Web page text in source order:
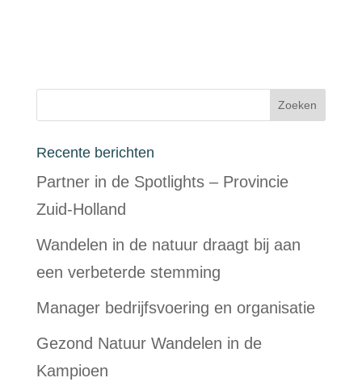
Recente berichten
Partner in de Spotlights – Provincie
Zuid-Holland
Wandelen in de natuur draagt bij aan
een verbeterde stemming
Manager bedrijfsvoering en organisatie
Gezond Natuur Wandelen in de
Kampioen